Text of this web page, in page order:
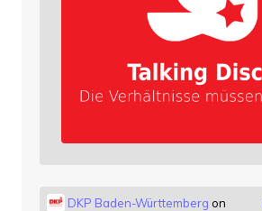
DKP Baden-Württemberg on